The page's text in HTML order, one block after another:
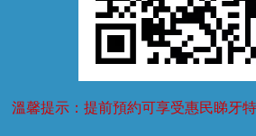
溫馨提示：提前預約可享受惠民睇牙